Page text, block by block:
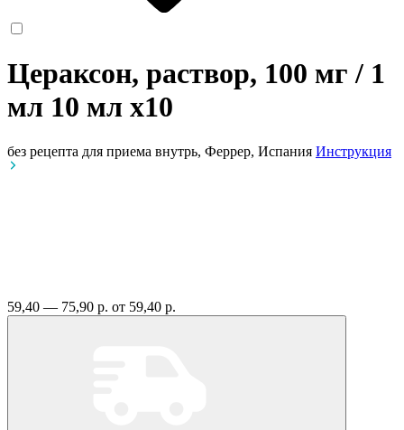
Цераксон, раствор, 100 мг / 1
мл 10 мл x10
без рецепта для приема внутрь, Феррер, Испания Инструкция
59,40 — 75,90 р. от 59,40 р.